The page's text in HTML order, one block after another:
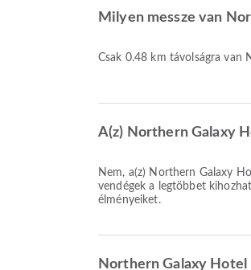
Milyen messze van
Csak 0.48 km távolságra van
A(z) Northern Galaxy
Nem, a(z) Northern Galaxy
vendégek a legtöbbet
élményeiket.
Northern Galaxy